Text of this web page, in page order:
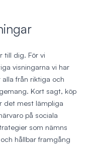
till dig. För vi
visningarna vi har
från riktiga och
Kort sagt, köp
det mest lämpliga
på sociala
som nämns
hållbar framgång